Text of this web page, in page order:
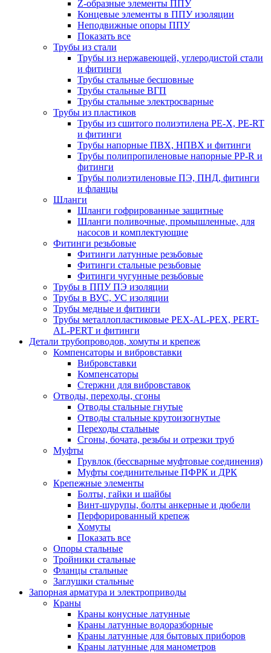
Z-образные элементы ППУ
Концевые элементы в ППУ изоляции
Неподвижные опоры ППУ
Показать все
Трубы из стали
Трубы из нержавеющей, углеродистой стали
и фитинги
Трубы стальные бесшовные
Трубы стальные ВГП
Трубы стальные электросварные
Трубы из пластиков
Трубы из сшитого полиэтилена PE-X, PE-RT
и фитинги
Трубы напорные ПВХ, НПВХ и фитинги
Трубы полипропиленовые напорные PP-R и
фитинги
Трубы полиэтиленовые ПЭ, ПНД, фитинги
и фланцы
Шланги
Шланги гофрированные защитные
Шланги поливочные, промышленные, для
насосов и комплектующие
Фитинги резьбовые
Фитинги латунные резьбовые
Фитинги стальные резьбовые
Фитинги чугунные резьбовые
Трубы в ППУ ПЭ изоляции
Трубы в ВУС, УС изоляции
Трубы медные и фитинги
Трубы металлопластиковые PEX-AL-PEX, PERT-
AL-PERT и фитинги
Детали трубопроводов, хомуты и крепеж
Компенсаторы и вибровставки
Вибровставки
Компенсаторы
Стержни для вибровставок
Отводы, переходы, сгоны
Отводы стальные гнутые
Отводы стальные крутоизогнутые
Переходы стальные
Сгоны, бочата, резьбы и отрезки труб
Муфты
Грувлок (бессварные муфтовые соединения)
Муфты соединительные ПФРК и ДРК
Крепежные элементы
Болты, гайки и шайбы
Винт-шурупы, болты анкерные и дюбели
Перфорированный крепеж
Хомуты
Показать все
Опоры стальные
Тройники стальные
Фланцы стальные
Заглушки стальные
Запорная арматура и электроприводы
Краны
Краны конусные латунные
Краны латунные водоразборные
Краны латунные для бытовых приборов
Краны латунные для манометров